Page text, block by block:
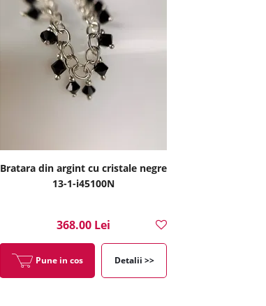
Bratara din argint cu cristale negre
13-1-i45100N
368.00 Lei
Pune in cos Detalii >>